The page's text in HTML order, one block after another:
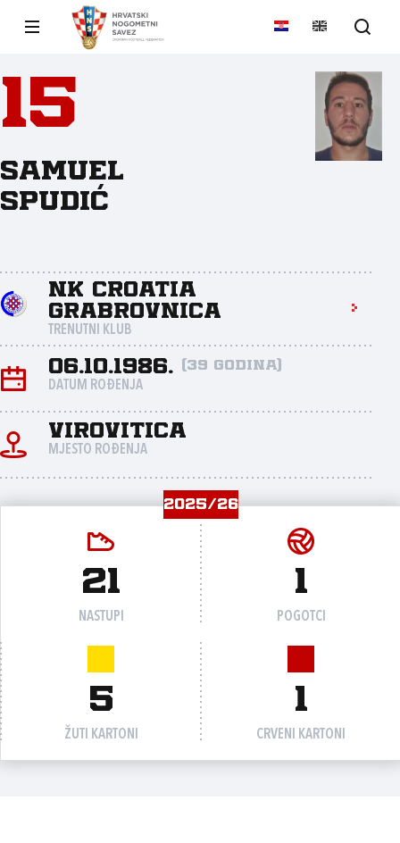
15
Samuel
Spudić
NK Croatia
Grabrovnica
TRENUTNI KLUB
06.10.1986. (39 godina)
DATUM ROĐENJA
Virovitica
MJESTO ROĐENJA
2025/26
21
NASTUPI
1
POGOTCI
5
ŽUTI KARTONI
1
CRVENI KARTONI